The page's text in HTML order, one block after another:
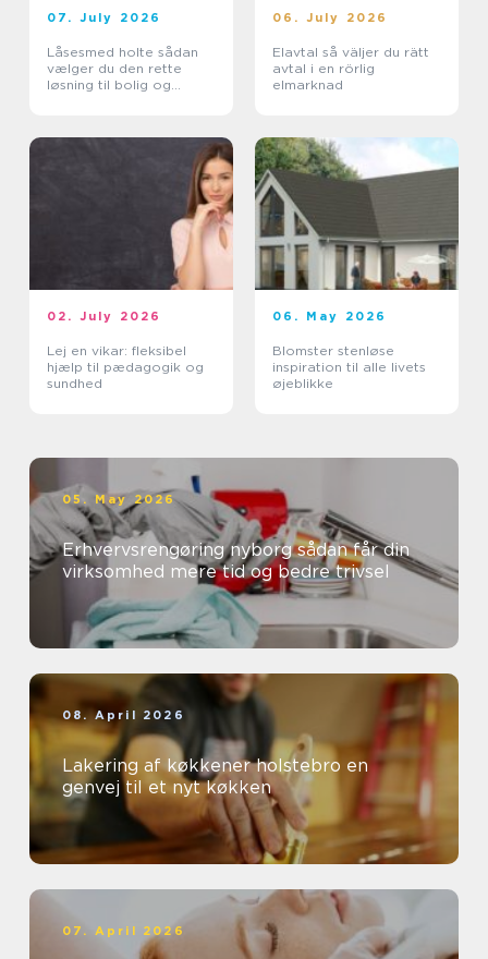
07. July 2026
Låsesmed holte sådan
vælger du den rette
løsning til bolig og
06. July 2026
Elavtal så väljer du rätt
avtal i en rörlig
elmarknad
02. July 2026
Lej en vikar: fleksibel
hjælp til pædagogik og
sundhed
06. May 2026
Blomster stenløse
inspiration til alle livets
øjeblikke
05. May 2026
Erhvervsrengøring nyborg sådan får din
virksomhed mere tid og bedre trivsel
08. April 2026
Lakering af køkkener holstebro en
genvej til et nyt køkken
07. April 2026